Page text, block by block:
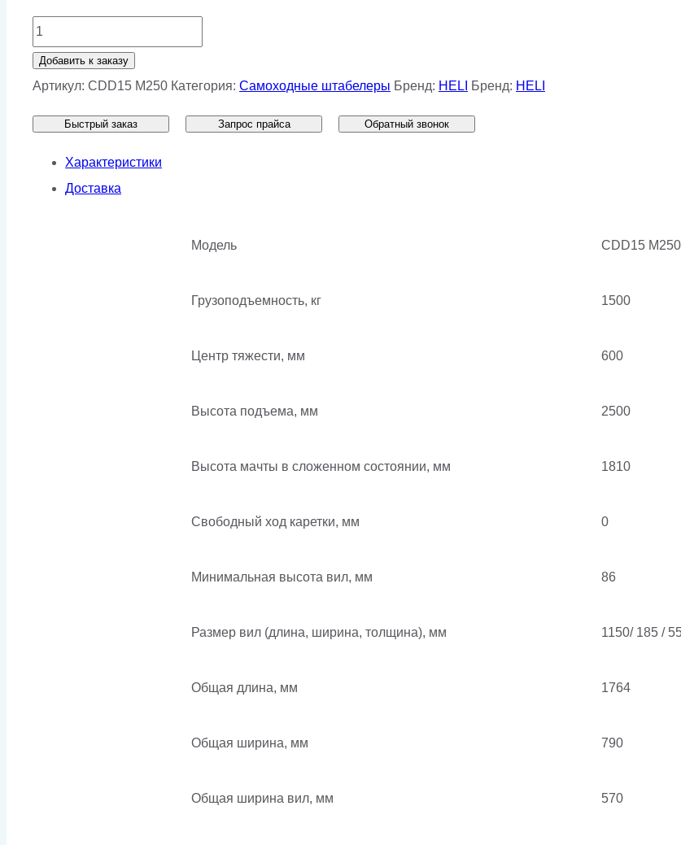
Количество
товара
Самоходный
HELI
CDD15
M250
Добавить к заказу
Артикул: CDD15 M250 Категория: Самоходные штабелеры Бренд: HELI Бренд: HELI
Быстрый заказ Запрос прайса Обратный звонок
Характеристики
Доставка
Модель CDD15 M250
Грузоподъемность, кг 1500
Центр тяжести, мм 600
Высота подъема, мм 2500
Высота мачты в сложенном состоянии, мм 1810
Свободный ход каретки, мм 0
Минимальная высота вил, мм 86
Размер вил (длина, ширина, толщина), мм 1150/ 185 /
Общая длина, мм 1764
Общая ширина, мм 790
Общая ширина вил, мм 570